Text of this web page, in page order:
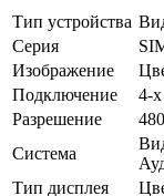
Тип устройства
Серия
Изображение
Подключение
4-
Разрешение
Система
Тип дисплея